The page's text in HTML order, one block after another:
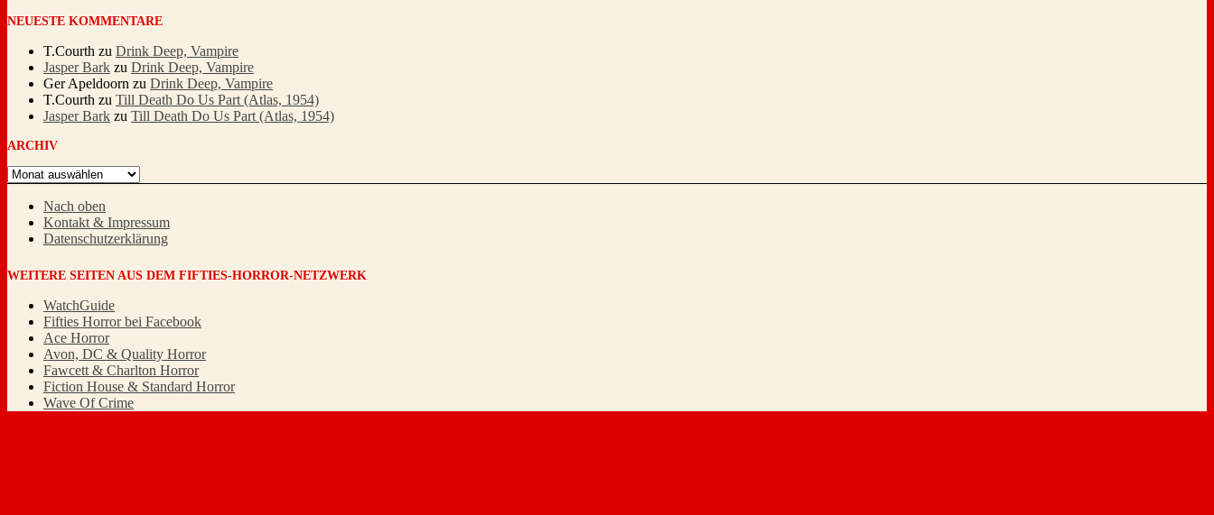
NEUESTE KOMMENTARE
T.Courth zu Drink Deep, Vampire
Jasper Bark zu Drink Deep, Vampire
Ger Apeldoorn zu Drink Deep, Vampire
T.Courth zu Till Death Do Us Part (Atlas, 1954)
Jasper Bark zu Till Death Do Us Part (Atlas, 1954)
ARCHIV
Archiv
Nach oben
Kontakt & Impressum
Datenschutzerklärung
WEITERE SEITEN AUS DEM FIFTIES-HORROR-NETZWERK
WatchGuide
Fifties Horror bei Facebook
Ace Horror
Avon, DC & Quality Horror
Fawcett & Charlton Horror
Fiction House & Standard Horror
Wave Of Crime